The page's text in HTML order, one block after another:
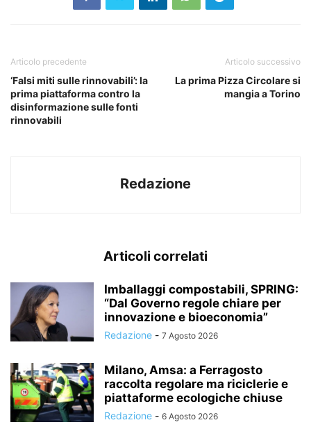
Articolo precedente
‘Falsi miti sulle rinnovabili’: la
prima piattaforma contro la
disinformazione sulle fonti
rinnovabili
Articolo successivo
La prima Pizza Circolare si
mangia a Torino
Redazione
Articoli correlati
Imballaggi compostabili, SPRING:
“Dal Governo regole chiare per
innovazione e bioeconomia”
Redazione - 7 Agosto 2026
Milano, Amsa: a Ferragosto
raccolta regolare ma riciclerie e
piattaforme ecologiche chiuse
Redazione - 6 Agosto 2026